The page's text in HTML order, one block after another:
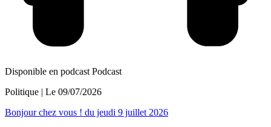
Disponible en podcast Podcast
Politique | Le 09/07/2026
Bonjour chez vous ! du jeudi 9 juillet 2026